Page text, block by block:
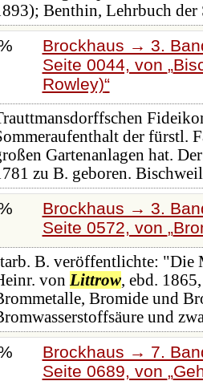
Benthin, Lehrbuch der
Brockhaus → 3.
Seite 0044, von
Rowley)
der fürstl.
Gartenanlagen hat.
zu B. geboren.
Brockhaus → 3.
Seite 0572, von
B. veröffentlichte: "Die
von Littrow, ebd.
Bromide und
und
Brockhaus → 7.
Seite 0689, von